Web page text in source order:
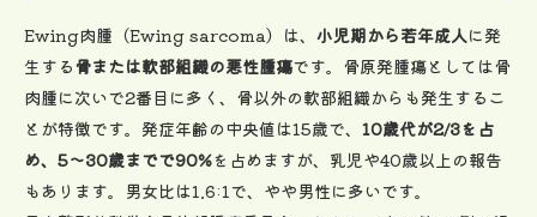
Ewing肉腫（Ewing sarcoma）は、 小児期から若年成人に発
生する骨または軟部組織の悪性腫瘍です。骨原発腫瘍としては骨
肉腫に次いで2番目に多く、骨以外の軟部組織からも発生するこ
とが特徴です。発症年齢の中央値は15歳で、 10歳代が2/3を占
め、5～30歳までで90%を占めますが、乳児や40歳以上の報告
もあります。男女比は1.6:1で、やや男性に多いです。